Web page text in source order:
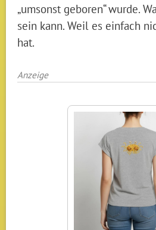
„umsonst geboren“ wurde.
sein kann. Weil es einfach
hat.
Anzeige